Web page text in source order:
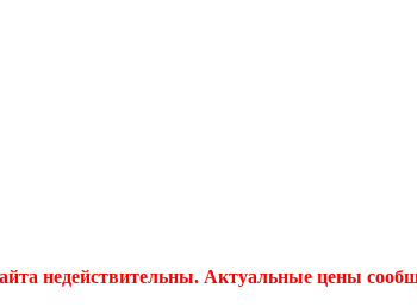
недействительны. Актуальные цены